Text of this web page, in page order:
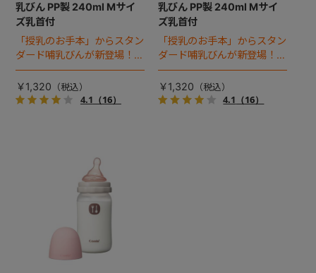
乳びん PP製 240ml Mサイ
ズ乳首付
「授乳のお手本」からスタン
ダード哺乳びんが新登場！お
でかけにも軽くて便利なプラ
スチック製240mlボトル。
￥1,320
4.1 （16）
乳びん PP製 240ml Mサイ
ズ乳首付
「授乳のお手本」からスタン
ダード哺乳びんが新登場！お
でかけにも軽くて便利なプラ
スチック製240mlボトル。
￥1,320
4.1 （16）